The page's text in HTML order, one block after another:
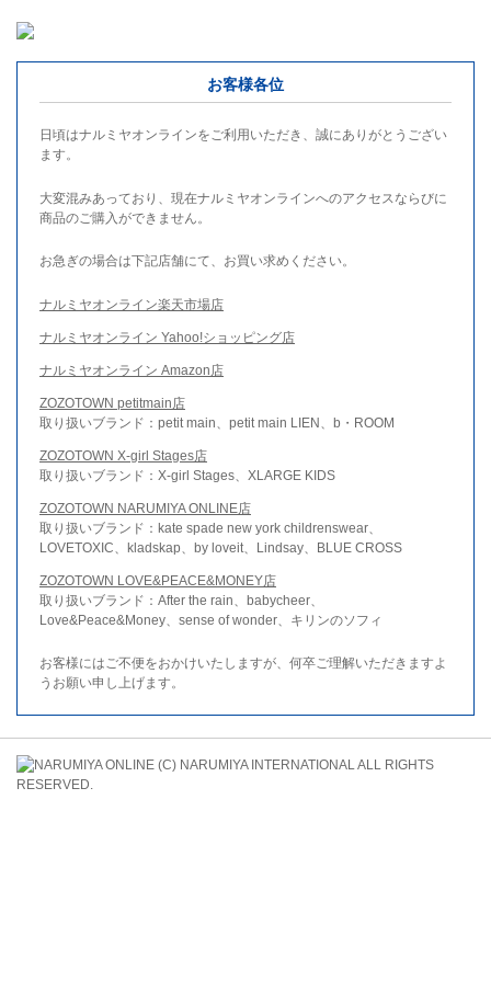
お客様各位
日頃はナルミヤオンラインをご利用いただき、誠にありがとうござい
ます。
大変混みあっており、現在ナルミヤオンラインへのアクセスならびに
商品のご購入ができません。
お急ぎの場合は下記店舗にて、お買い求めください。
ナルミヤオンライン楽天市場店
ナルミヤオンライン Yahoo!ショッピング店
ナルミヤオンライン Amazon店
ZOZOTOWN petitmain店
取り扱いブランド：petit main、petit main LIEN、b・ROOM
ZOZOTOWN X-girl Stages店
取り扱いブランド：X-girl Stages、XLARGE KIDS
ZOZOTOWN NARUMIYA ONLINE店
取り扱いブランド：kate spade new york childrenswear、
LOVETOXIC、kladskap、by loveit、Lindsay、BLUE CROSS
ZOZOTOWN LOVE&PEACE&MONEY店
取り扱いブランド：After the rain、babycheer、
Love&Peace&Money、sense of wonder、キリンのソフィ
お客様にはご不便をおかけいたしますが、何卒ご理解いただきますよ
うお願い申し上げます。